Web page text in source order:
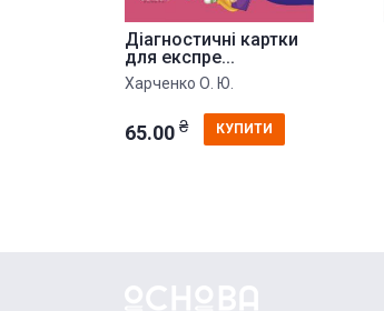
Діагностичні картки
для експре...
Харченко О. Ю.
65.00 ₴ КУПИТИ